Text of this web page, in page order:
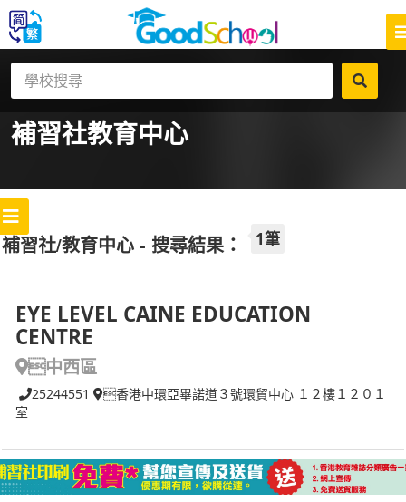
補習社教育中心
補習社/教育中心 - 搜尋結果： 1筆
EYE LEVEL CAINE EDUCATION
CENTRE
中西區
25244551
香港中環亞畢諾道３號環貿中心 １２樓１２０１
室